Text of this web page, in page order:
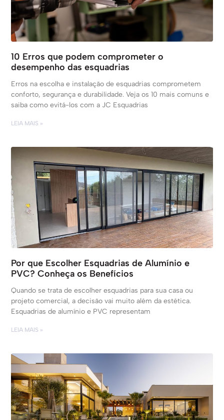
10 Erros que podem comprometer o
desempenho das esquadrias
Erros na escolha e instalação de esquadrias comprometem
conforto, segurança e durabilidade. Veja os 10 mais comuns e
saiba como evitá-los com a JC Esquadrias
LEIA MAIS »
Por que Escolher Esquadrias de Alumínio e
PVC? Conheça os Benefícios
Quando se trata de escolher esquadrias para sua casa ou
projeto comercial, a decisão vai muito além da estética.
Esquadrias de alumínio e PVC representam
LEIA MAIS »